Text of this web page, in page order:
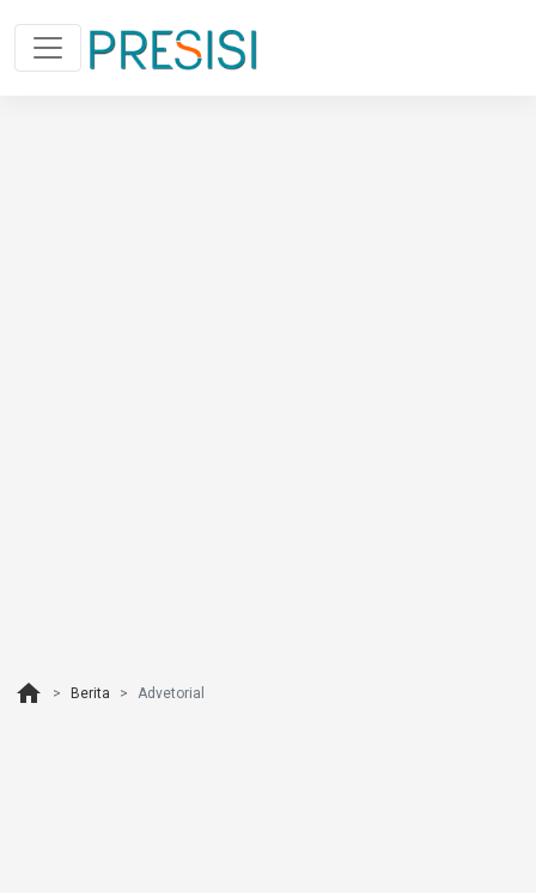
home Berita Advetorial